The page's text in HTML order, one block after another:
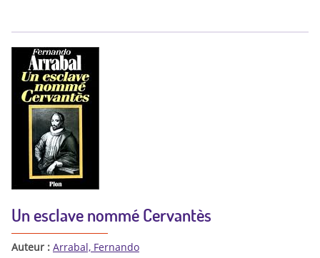
Un esclave nommé Cervantès
Auteur : Arrabal, Fernando